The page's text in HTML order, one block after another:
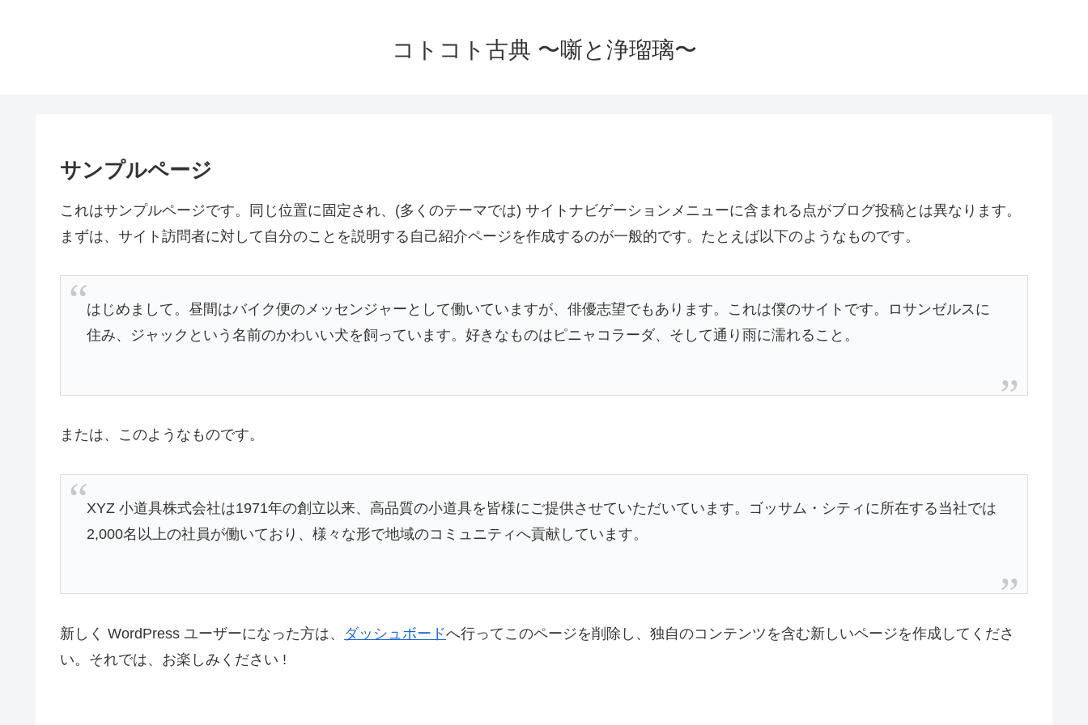
コトコト古典 〜噺と浄瑠璃〜
サンプルページ
これはサンプルページです。同じ位置に固定され、(多くのテーマでは) サイトナビゲーションメニューに含まれる点がブログ投稿とは異なります。
まずは、サイト訪問者に対して自分のことを説明する自己紹介ページを作成するのが一般的です。たとえば以下のようなものです。
はじめまして。昼間はバイク便のメッセンジャーとして働いていますが、俳優志望でもあります。これは僕のサイトです。ロサンゼルスに
住み、ジャックという名前のかわいい犬を飼っています。好きなものはピニャコラーダ、そして通り雨に濡れること。
または、このようなものです。
XYZ 小道具株式会社は1971年の創立以来、高品質の小道具を皆様にご提供させていただいています。ゴッサム・シティに所在する当社では
2,000名以上の社員が働いており、様々な形で地域のコミュニティへ貢献しています。
新しく WordPress ユーザーになった方は、 ダッシュボードへ行ってこのページを削除し、独自のコンテンツを含む新しいページを作成してくださ
い。それでは、お楽しみください !